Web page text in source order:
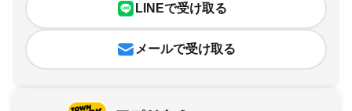
LINEで受け取る
メールで受け取る